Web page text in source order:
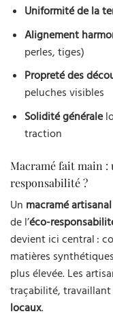
Uniformité de la
Alignement
perles, tiges)
Propreté des
peluches visibles
Solidité générale
traction
Macramé fait main :
responsabilité ?
Un macramé artisanal
de l’éco-
devient ici central :
matières
plus élevée. Les
traçabilité,
locaux.